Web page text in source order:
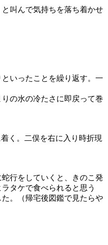
叫んで気持ちを落ち着かせ
いったことを繰り返す。一
の水の冷たさに即戻って巻
く。二俣を右に入り時折現
行をしていくと、きのこ発
タケで食べられると思う
。（帰宅後図鑑で見たらや